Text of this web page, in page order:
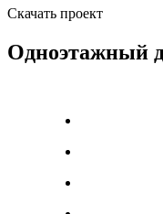
Скачать проект
Одноэтажный